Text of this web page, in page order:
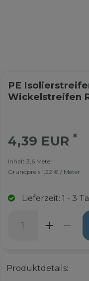
PE
Wickelstreifen
4,39 EUR*
Inhalt 3,6 Meter
Grundpreis 1,22 € / Meter
Lieferzeit: 1 - 3
Produktdetails: